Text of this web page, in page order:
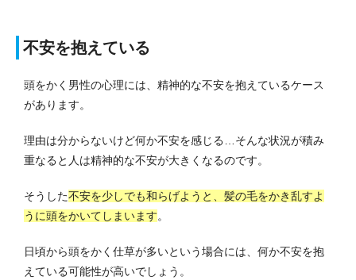
不安を抱えている
頭をかく男性の心理には、精神的な不安を抱えているケース
があります。
理由は分からないけど何か不安を感じる…そんな状況が積み
重なると人は精神的な不安が大きくなるのです。
そうした不安を少しでも和らげようと、髪の毛をかき乱すよ
うに頭をかいてしまいます。
日頃から頭をかく仕草が多いという場合には、何か不安を抱
えている可能性が高いでしょう。